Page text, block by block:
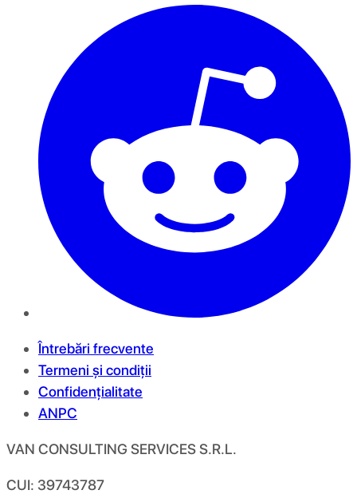
Întrebări frecvente
Termeni și condiții
Confidențialitate
ANPC
VAN CONSULTING SERVICES S.R.L.
CUI: 39743787